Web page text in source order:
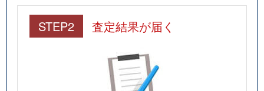
STEP2 査定結果が届く